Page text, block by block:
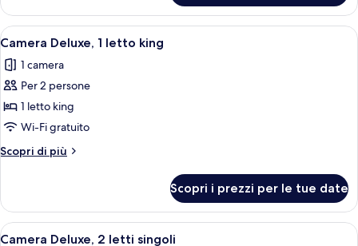
1
letto
king
Apri
tutte
le
foto
per
Camera
Deluxe,
1
king
Camera d'albergo con un letto, un
3
Camera Deluxe, 1 letto king
1 camera
Per 2 persone
1 letto king
Wi-Fi gratuito
Scopri di più
Altri
Deluxe,
letto
Scopri i prezzi per le tue date
Apri
Una camera d'albergo con un letto,
3
Camera Deluxe, 2 letti singoli